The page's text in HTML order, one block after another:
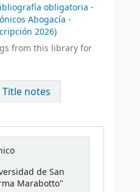
obligatoria -
Abogacía -
2026)
from this library for
Title notes
de San
Marabotto"